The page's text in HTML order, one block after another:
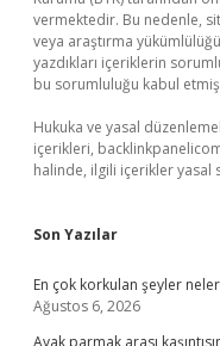
vermektedir. Bu nedenle,
veya araştırma
yazdıkları içeriklerin
bu sorumluluğu kabul etmiş
Hukuka ve yasal
içerikleri,
halinde, ilgili içerikler yasal
Son Yazılar
En çok korkulan şeyler
Ağustos 6, 2026
Ayak parmak arası